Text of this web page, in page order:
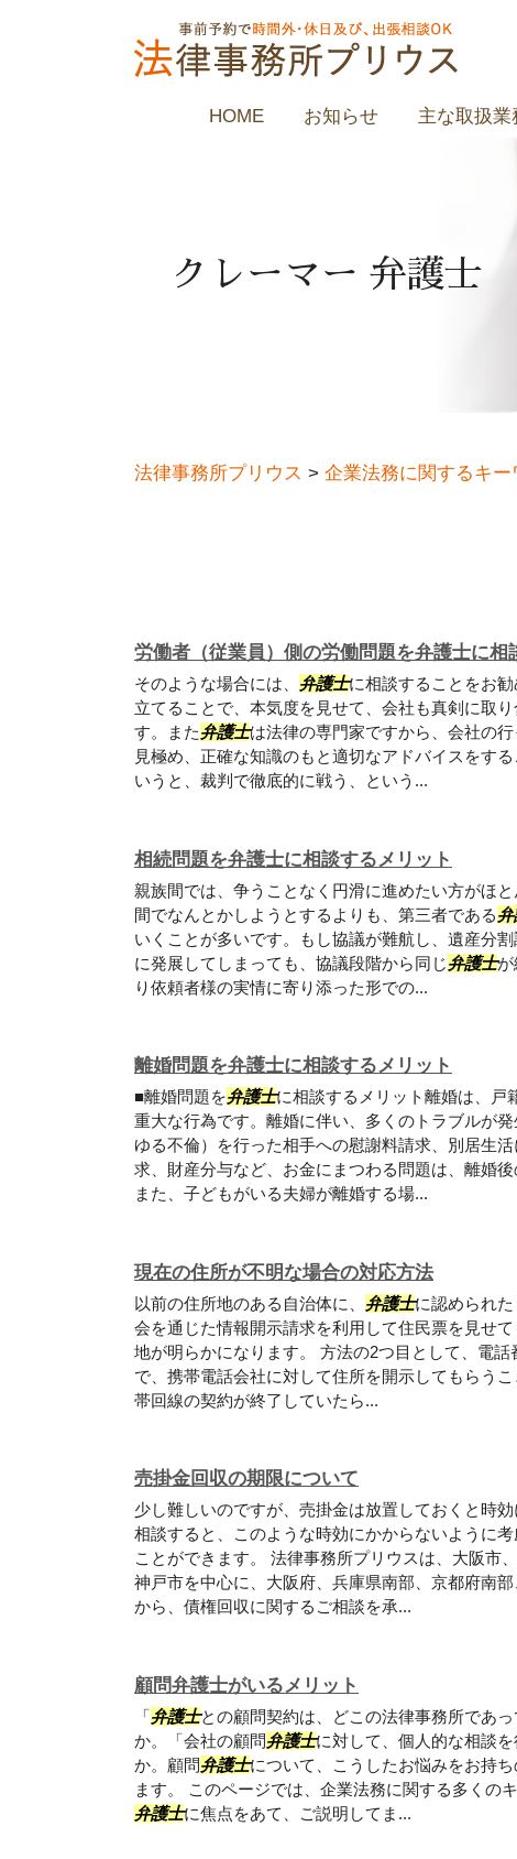
クレーマー 弁護士
HOME お知らせ 主な取扱業
法律事務所プリウス > 企業法務に関するキー
労働者（従業員）側の労働問題を弁護士に相
そのような場合には、 弁護士に相談することをお
立てることで、本気度を見せて、会社も真剣に取
す。また弁護士は法律の専門家ですから、会社の
見極め、正確な知識のもと適切なアドバイスをする
いうと、裁判で徹底的に戦う、という...
相続問題を弁護士に相談するメリット
親族間では、争うことなく円滑に進めたい方がほ
間でなんとかしようとするよりも、第三者である
いくことが多いです。もし協議が難航し、遺産分
に発展してしまっても、協議段階から同じ弁護士が
り依頼者様の実情に寄り添った形での...
離婚問題を弁護士に相談するメリット
■離婚問題を弁護士に相談するメリット離婚は、戸
重大な行為です。離婚に伴い、多くのトラブルが
ゆる不倫）を行った相手への慰謝料請求、別居生
求、財産分与など、お金にまつわる問題は、離婚後
また、子どもがいる夫婦が離婚する場...
現在の住所が不明な場合の対応方法
以前の住所地のある自治体に、 弁護士に認められた
会を通じた情報開示請求を利用して住民票を見せ
地が明らかになります。 方法の2つ目として、電
で、携帯電話会社に対して住所を開示してもらう
帯回線の契約が終了していたら...
売掛金回収の期限について
少し難しいのですが、売掛金は放置しておくと時効
相談すると、このような時効にかからないように
ことができます。 法律事務所プリウスは、大阪市
神戸市を中心に、大阪府、兵庫県南部、京都府南
から、債権回収に関するご相談を承...
顧問弁護士がいるメリット
「弁護士との顧問契約は、どこの法律事務所であ
か。「会社の顧問弁護士に対して、個人的な相談
か。顧問弁護士について、こうしたお悩みをお持
ます。 このページでは、企業法務に関する多くの
弁護士に焦点をあて、ご説明してま...